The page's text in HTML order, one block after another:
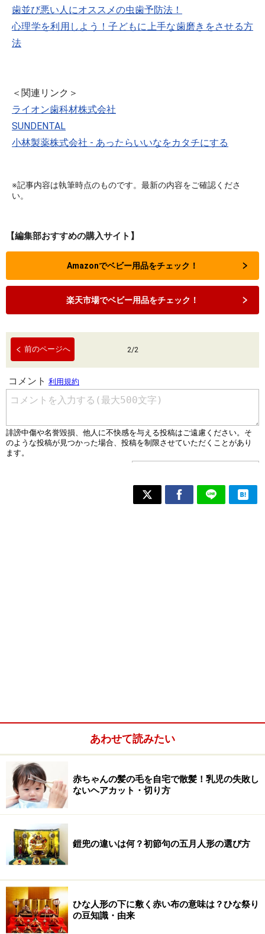
歯並び悪い人にオススメの虫歯予防法！
心理学を利用しよう！子どもに上手な歯磨きをさせる方
法
＜関連リンク＞
ライオン歯科材株式会社
SUNDENTAL
小林製薬株式会社 - あったらいいなをカタチにする
※記事内容は執筆時点のものです。最新の内容をご確認くださ
い。
【編集部おすすめの購入サイト】
Amazonでベビー用品をチェック！
楽天市場でベビー用品をチェック！
前のページへ 2/2
あわせて読みたい
赤ちゃんの髪の毛を自宅で散髪！乳児の失敗し
ないヘアカット・切り方
鎧兜の違いは何？初節句の五月人形の選び方
ひな人形の下に敷く赤い布の意味は？ひな祭り
の豆知識・由来